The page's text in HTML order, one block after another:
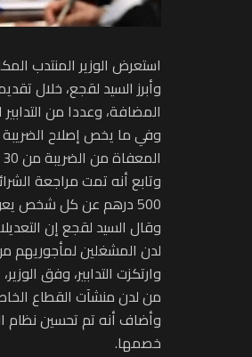
استعرض الوزير المنتدب المكلف
وأبرز السيد لقجع، خلال
المضافة، وعددا من
وفي ما يخص إصلاح الضريبة
المعفاة من الضريبة من 30 ألف إلى 40 ألف درهم، وهو ما سيمكن من إعفاء دخول الأجور التي تقل عن 6000 درهم شهريا.
500 درهم عن كل شخص يعوله الخاضع للضريبة.
وقال السيد لقجع إن
لدن المشغلين لمأجوريهم من 30 درهما عن كل مأجور وعن كل يوم من أيام العمل إلى 40 درهما مع إمكانية الأداء بطريقة
وارتكزت التدابير، وفق
من لدن منشآت القطاع
وأضاف أنه تم تحسين نظام
خصمها.